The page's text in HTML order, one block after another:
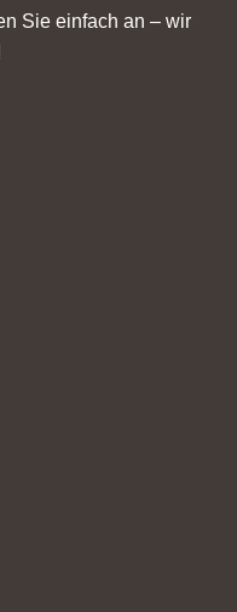
Sie einfach an – wir